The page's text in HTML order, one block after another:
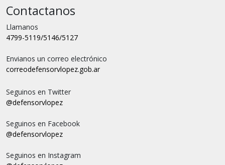
Contactanos
Llamanos
4799-5119/5146/5127
Envianos un correo electrónico
correodefensorvlopez.gob.ar
Seguinos en Twitter
@defensorvlopez
Seguinos en Facebook
@defensorvlopez
Seguinos en Instagram